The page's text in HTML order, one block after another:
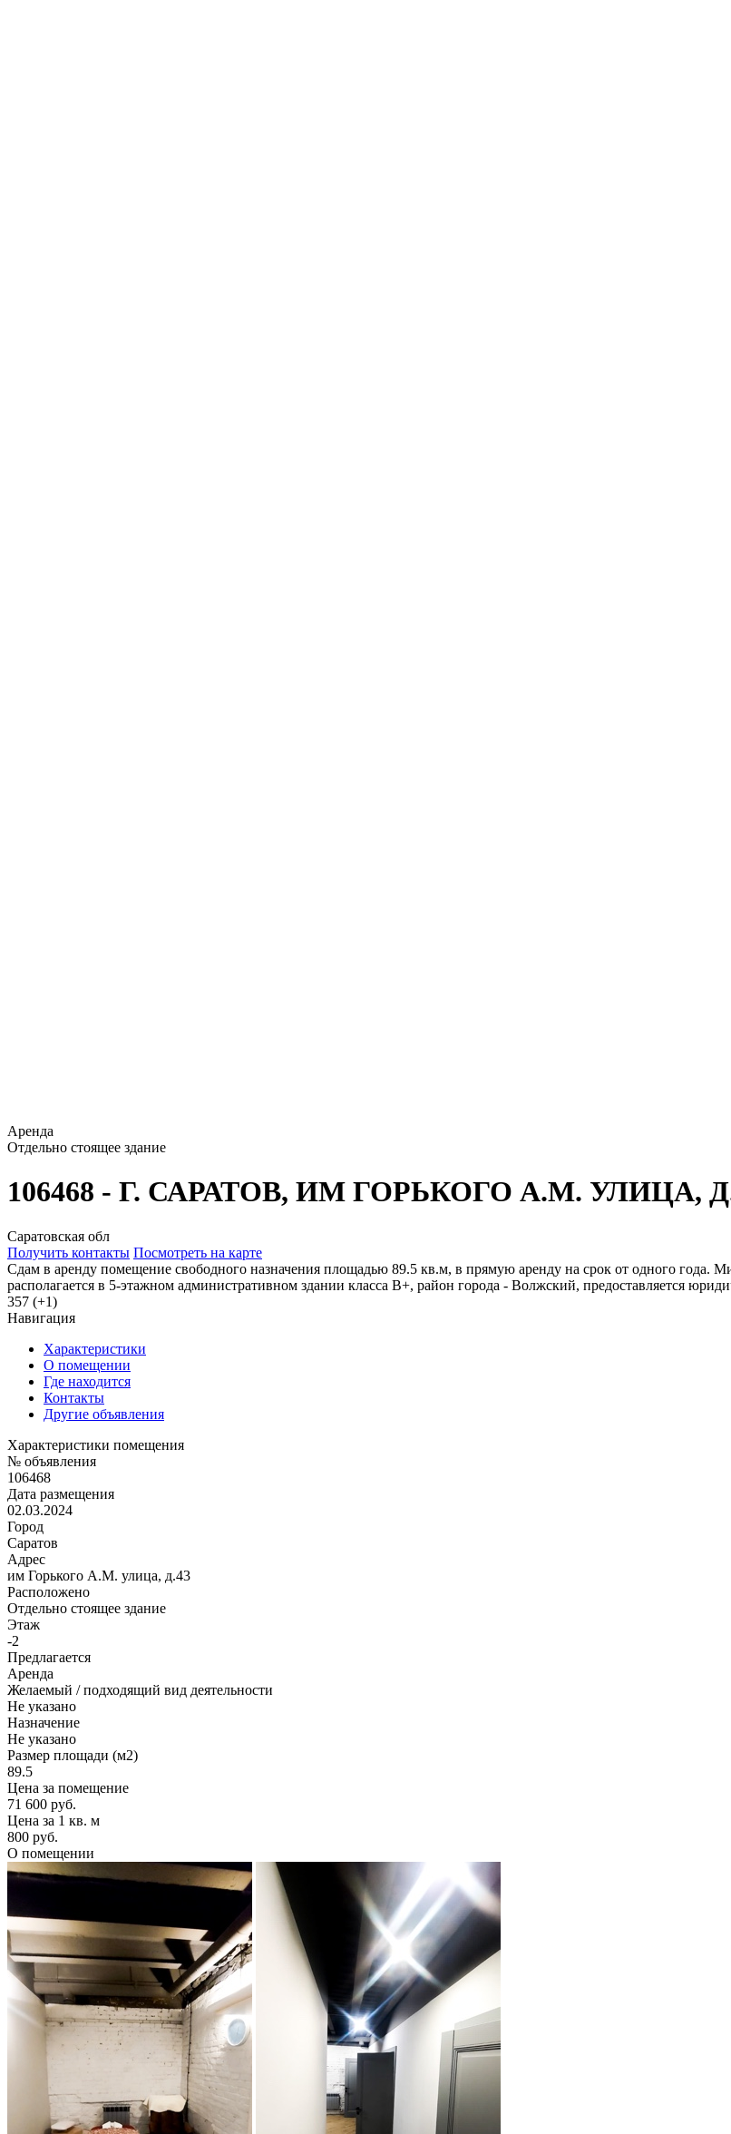
Аренда
Отдельно стоящее здание
106468 - Г. САРАТОВ, ИМ ГОРЬКОГО А.М. УЛИЦА,
Саратовская обл
Получить контакты Посмотреть на карте
Сдам в аренду помещение свободного назначения площадью 89.5 кв.м, в прямую аренду на срок от одного года.
располагается в 5-этажном административном здании класса B+, район города - Волжский, предоставляется
357 (+1)
Навигация
Характеристики
О помещении
Где находится
Контакты
Другие объявления
Характеристики помещения
№ объявления
106468
Дата размещения
02.03.2024
Город
Саратов
Адрес
им Горького А.М. улица, д.43
Расположено
Отдельно стоящее здание
Этаж
-2
Предлагается
Аренда
Желаемый / подходящий вид деятельности
Не указано
Назначение
Не указано
Размер площади (м2)
89.5
Цена за помещение
71 600 руб.
Цена за 1 кв. м
800 руб.
О помещении